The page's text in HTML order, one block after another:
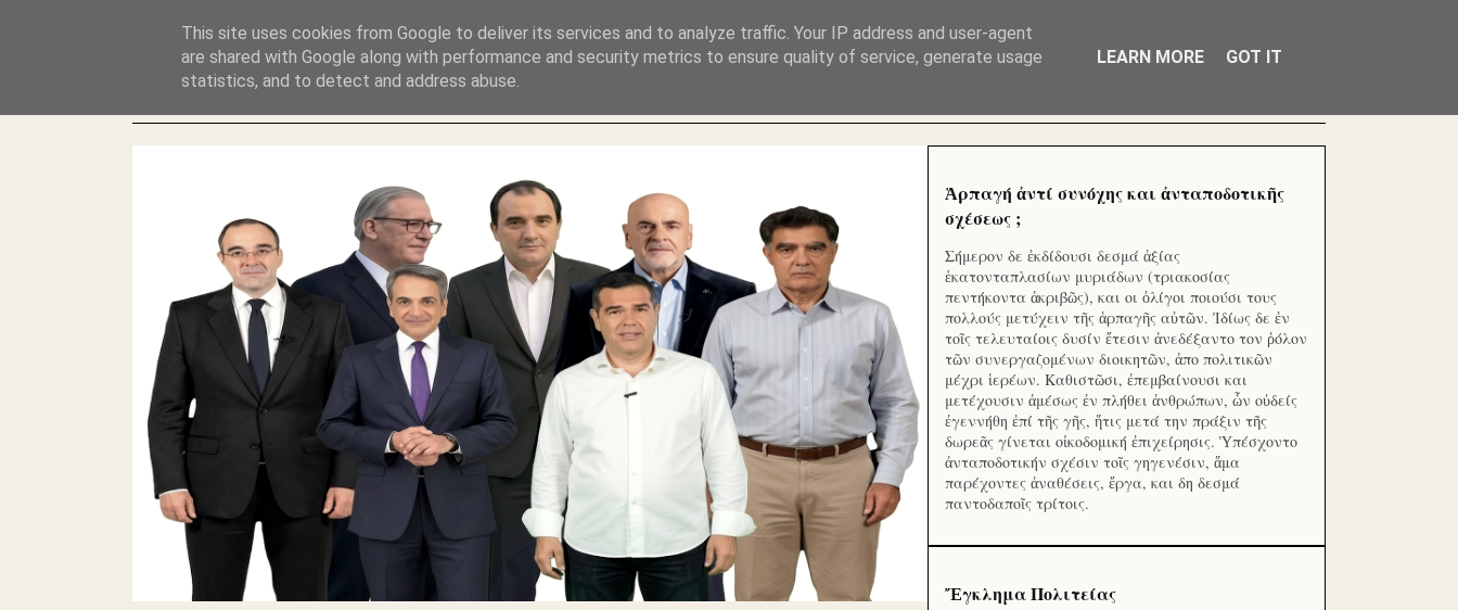
ΛΕΗΛΑΣΙΑ ΚΑΙ ΕΓΚΛΗΜΑ ?
Ἁρπαγή ἀντί συνόχης και ἀνταποδοτικῆς
σχέσεως ;
Σήμερον δε ἐκδίδουσι δεσμά ἀξίας
ἑκατονταπλασίων μυριάδων (τριακοσίας
πεντήκοντα ἀκριβῶς), και οι ὀλίγοι ποιούσι τους
πολλούς μετύχειν τῆς ἁρπαγῆς αὐτῶν. Ἰδίως δε ἐν
τοῖς τελευταίοις δυσίν ἔτεσιν ἀνεδέξαντο τον ῥόλον
τῶν συνεργαζομένων διοικητῶν, ἀπο πολιτικῶν
μέχρι ἱερέων. Καθιστῶσι, ἐπεμβαίνουσι και
μετέχουσιν ἀμέσως ἐν πλήθει ἀνθρώπων, ὧν οὐδείς
ἐγεννήθη ἐπί τῆς γῆς, ἥτις μετά την πράξιν τῆς
δωρεᾶς γίνεται οἰκοδομική ἐπιχείρησις. Ὑπέσχοντο
ἀνταποδοτικήν σχέσιν τοῖς γηγενέσιν, ἅμα
παρέχοντες ἀναθέσεις, ἔργα, και δη δεσμά
παντοδαποῖς τρίτοις.
Ἔγκλημα Πολιτείας
This site uses cookies from Google to deliver its services and to analyze traffic. Your IP address and user-agent
are shared with Google along with performance and security metrics to ensure quality of service, generate usage
statistics, and to detect and address abuse.
LEARN MORE GOT IT